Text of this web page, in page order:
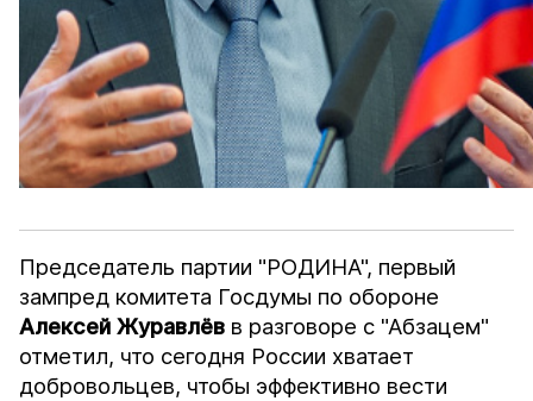
Председатель партии "РОДИНА", первый
зампред комитета Госдумы по обороне
Алексей Журавлёв в разговоре с "Абзацем"
отметил, что сегодня России хватает
добровольцев, чтобы эффективно вести